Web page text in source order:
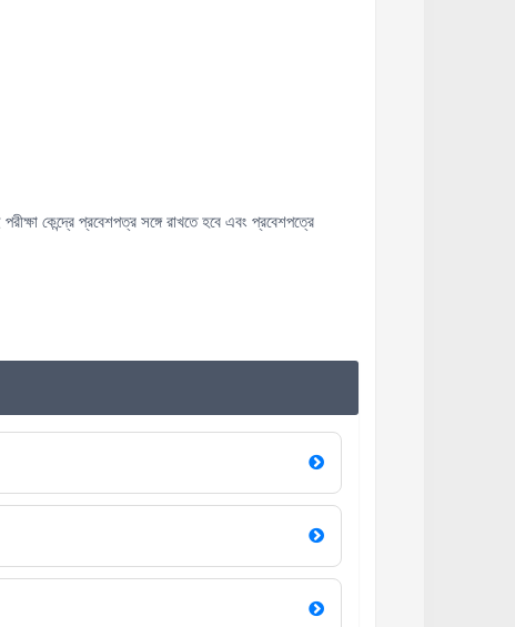
কেন্দ্রে প্রবেশপত্র সঙ্গে রাখতে হবে এবং প্রবেশপত্রে